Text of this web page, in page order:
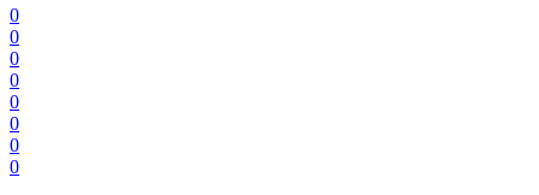
0
0
0
0
0
0
0
0